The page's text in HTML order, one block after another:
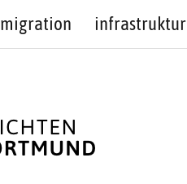
migration infrastruktur